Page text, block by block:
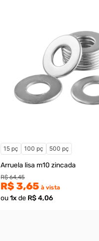
15 pç 100 pç 500 pç
Arruela lisa m10 zincada
R$ 64,45
R$ 3,65 à vista
ou1xde R$ 4,06